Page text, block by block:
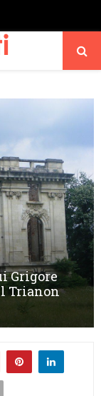
Grigore
Trianon